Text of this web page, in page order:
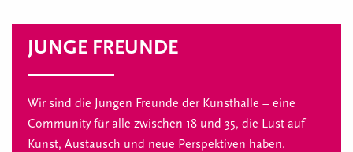
JUNGE FREUNDE
Wir sind die Jungen Freunde der Kunsthalle – eine
Community für alle zwischen 18 und 35, die Lust auf
Kunst, Austausch und neue Perspektiven haben.